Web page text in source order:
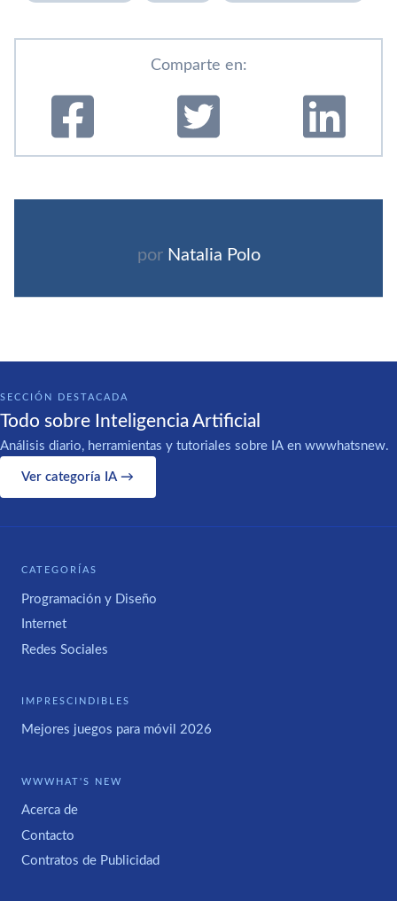
Comparte en:
por Natalia Polo
SECCIÓN DESTACADA
Todo sobre Inteligencia Artificial
Análisis diario, herramientas y tutoriales sobre IA en wwwhatsnew.
Ver categoría IA →
CATEGORÍAS
Programación y Diseño
Internet
Redes Sociales
IMPRESCINDIBLES
Mejores juegos para móvil 2026
WWWHAT'S NEW
Acerca de
Contacto
Contratos de Publicidad